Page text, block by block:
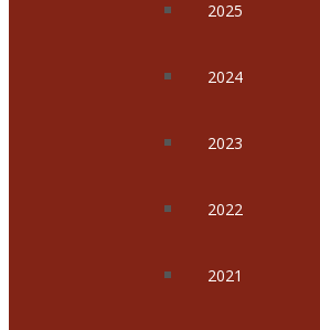
2025
2024
2023
2022
2021